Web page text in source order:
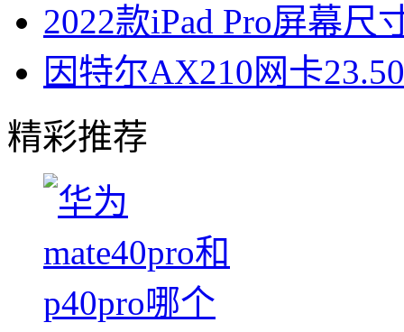
2022款iPad Pro屏幕尺
因特尔AX210网卡
精彩推荐